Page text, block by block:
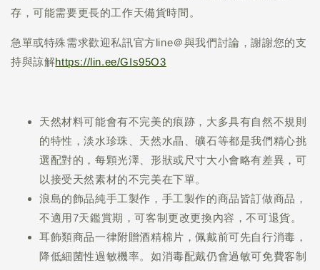
存，可能需要更長的工作天備貨時間。
急單或特殊需求歡迎私訊官方line＠與我們討論，謝謝您的支
持與諒解https://lin.ee/GIs95O3
天然材料可能會有不完美的痕跡，大多具有自然不規則
的特性，淡水珍珠、天然水晶、礦石等都是我們精心挑
選配對的，每顆光澤、形狀或尺寸大小會略有差異，可
以接受天然素材的不完美在下單。
浪島的飾品純手工製作，手工製作的商品皆訂做商品，
不適用7天鑑賞期，可客制更改更換內容，不可退貨。
耳飾類商品一律附贈酒精棉片，佩戴前可先自行消毒，
降低細菌性過敏機率。如消毒配戴仍會過敏可免費客制